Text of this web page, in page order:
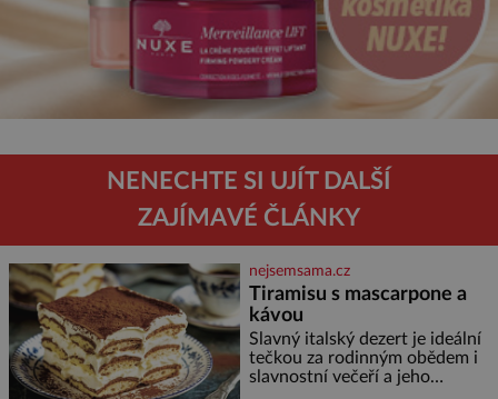
NENECHTE SI UJÍT DALŠÍ
ZAJÍMAVÉ ČLÁNKY
nejsemsama.cz
Tiramisu s mascarpone a
kávou
Slavný italský dezert je ideální
tečkou za rodinným obědem i
slavnostní večeří a jeho